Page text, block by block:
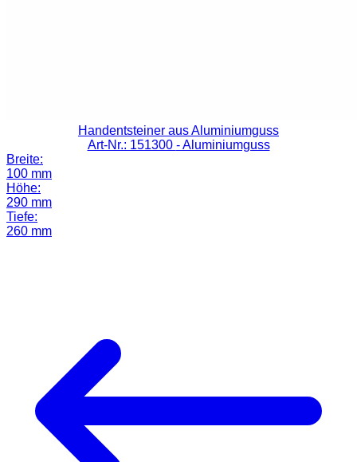
Handentsteiner aus Aluminiumguss
Art-Nr.: 151300 - Aluminiumguss
Breite:
100 mm
Höhe:
290 mm
Tiefe:
260 mm